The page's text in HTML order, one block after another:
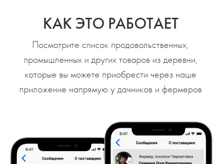
КАК ЭТО РАБОТАЕТ
Посмотрите список продовольственных,
промышленных и других товаров из деревни,
которые вы можете приобрести через наше
приложение напрямую у дачников и фермеров